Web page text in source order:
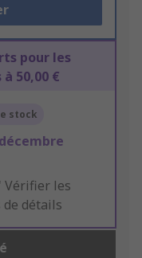
pour les
50,00 €
stock
Vérifier les
détails